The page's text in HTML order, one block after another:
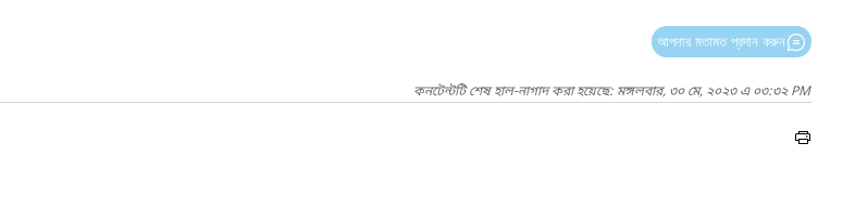
আপনার মতামত প্রদান করুন
কনটেন্টটি শেষ হাল-নাগাদ করা হয়েছে: মঙ্গলবার, ৩০ মে, ২০২৩ এ ০৩:৩২ PM